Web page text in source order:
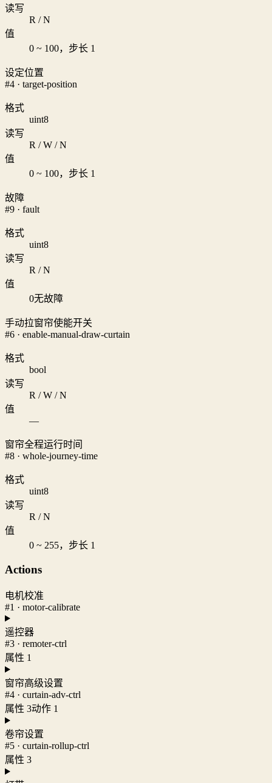
读写
R / N
值
0 ~ 100，步长 1
设定位置
#4 · target-position
格式
uint8
读写
R / W / N
值
0 ~ 100，步长 1
故障
#9 · fault
格式
uint8
读写
R / N
值
0无故障
手动拉窗帘使能开关
#6 · enable-manual-draw-curtain
格式
bool
读写
R / W / N
值
—
窗帘全程运行时间
#8 · whole-journey-time
格式
uint8
读写
R / N
值
0 ~ 255，步长 1
Actions
电机校准
#1 · motor-calibrate
遥控器
#3 · remoter-ctrl
属性 1
窗帘高级设置
#4 · curtain-adv-ctrl
属性 3动作 1
卷帘设置
#5 · curtain-rollup-ctrl
属性 3